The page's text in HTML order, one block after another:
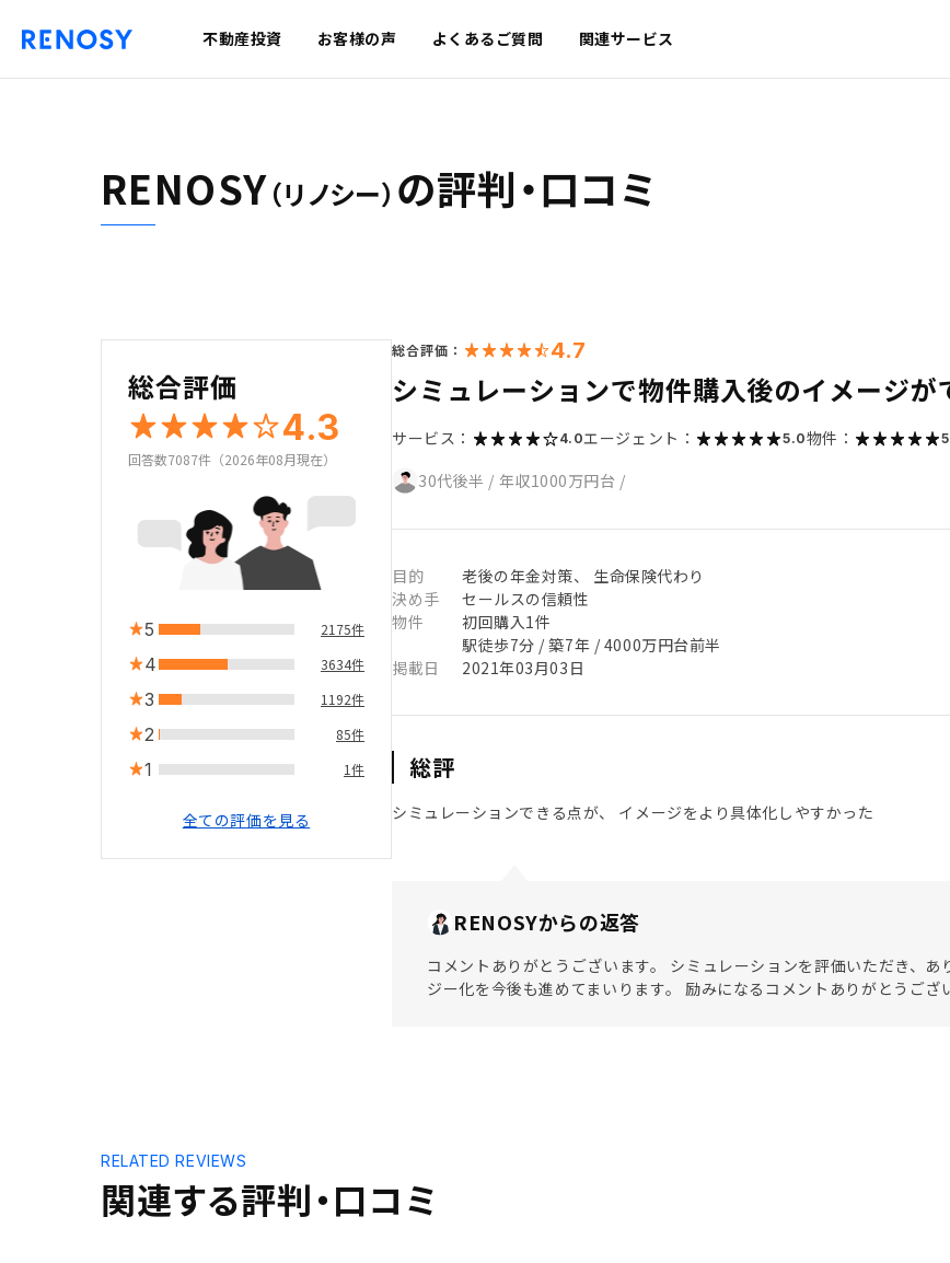
不動産投資 お客様の声 よくあるご質問 関連サービス
RENOSY（リノシー） の評判・口コミ
総合評価
4.3
回答数7087件（2026年08月現在）
5 2175件
4 3634件
3 1192件
2 85件
1 1件
全ての評価を見る
総合評価： 4.7
シミュレーションで物件購入後のイメージが
サービス： 4.0エージェント： 5.0物件：
30代後半 / 年収1000万円台 /
目的
老後の年金対策、 生命保険代わり
決め手
セールスの信頼性
物件
初回購入1件
駅徒歩7分 / 築7年 / 4000万円台前半
掲載日
2021年03月03日
総評
シミュレーションできる点が、 イメージをより具体化しやすかった
RENOSYからの返答
コメントありがとうございます。 シミュレーションを評価いただき、
ジー化を今後も進めてまいります。 励みになるコメントありがとうござ
関連する評判・口コミ
RELATED REVIEWS